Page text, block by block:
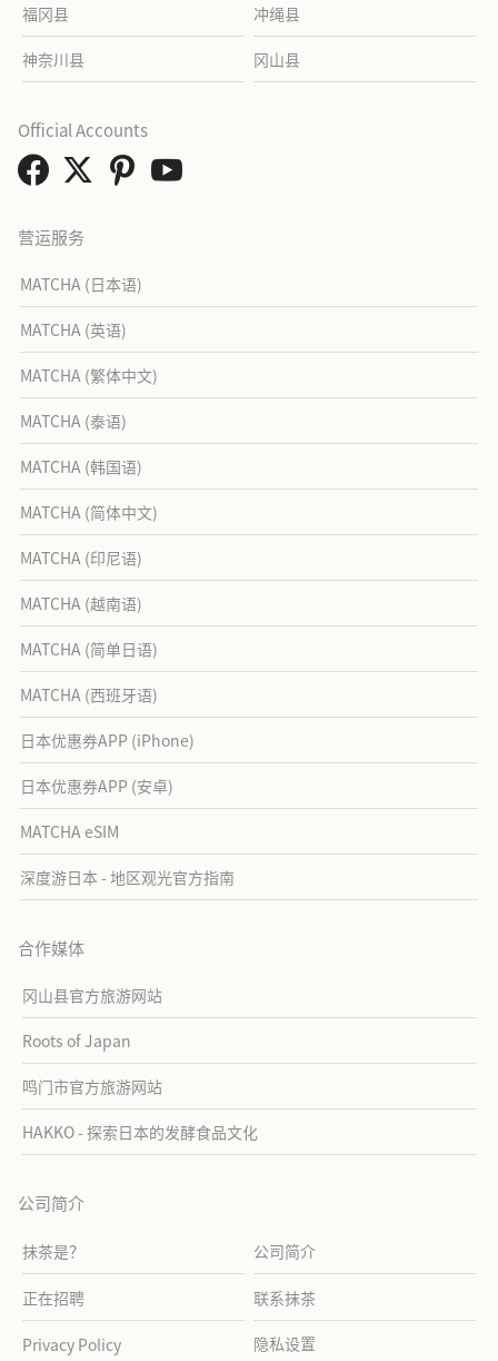
福冈县 冲绳县
神奈川县 冈山县
营运服务
MATCHA (日本语)
MATCHA (英语)
MATCHA (繁体中文)
MATCHA (泰语)
MATCHA (韩国语)
MATCHA (简体中文)
MATCHA (印尼语)
MATCHA (越南语)
MATCHA (简单日语)
MATCHA (西班牙语)
日本优惠券APP (iPhone)
日本优惠券APP (安卓)
MATCHA eSIM
深度游日本 - 地区观光官方指南
合作媒体
冈山县官方旅游网站
Roots of Japan
鸣门市官方旅游网站
HAKKO - 探索日本的发酵食品文化
公司简介
抹茶是？ 公司简介
正在招聘 联系抹茶
Privacy Policy 隐私设置
Official Accounts